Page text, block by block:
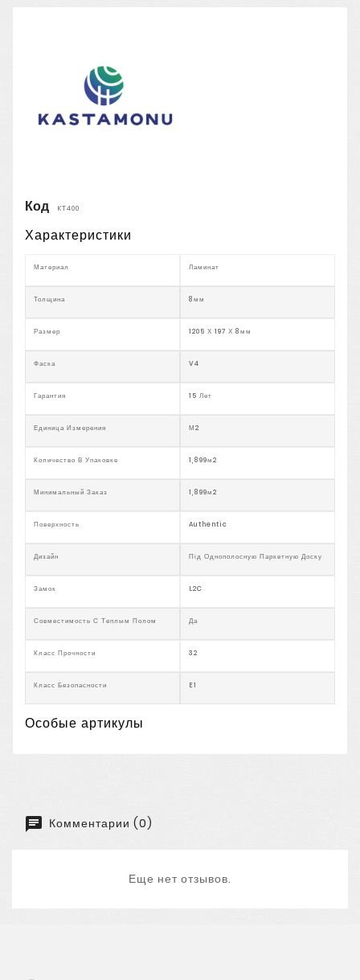
Код KT400
Характеристики
Материал Ламинат
Толщина 8мм
Размер 1205 Х 197 Х 8мм
Фаска V4
Гарантия 15 Лет
Единица Измерения М2
Количество В Упаковке 1,899м2
Минимальный Заказ 1,899м2
Поверхность Authentic
Дизайн Під Однополосную Паркетную Доску
Замок L2C
Совместимость С Теплым Полом Да
Класс Прочности 32
Класс Безопасности E1
Особые артикулы
Комментарии (0)
Еще нет отзывов.